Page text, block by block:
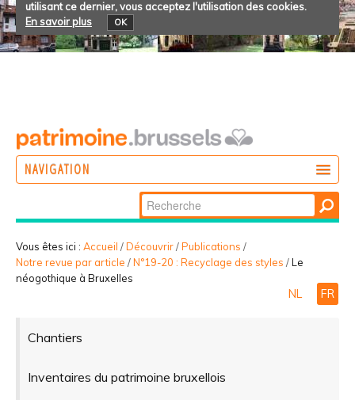
utilisant ce dernier, vous acceptez l'utilisation des cookies.
En savoir plus
OK
NAVIGATION
PARTICIPER
Chercher par
Recherche
avancée…
Vous êtes ici : Accueil /Découvrir/Publications /
Notre revue par article /N°19-20 : Recyclage des styles /Le
néogothique à Bruxelles
NL FR
Chantiers
Inventaires du patrimoine bruxellois